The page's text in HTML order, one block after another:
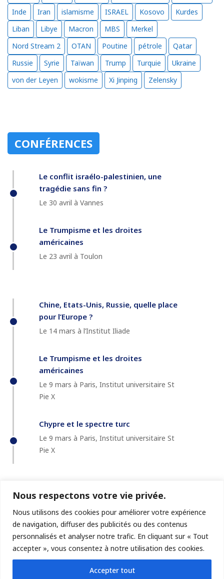
Nous respectons votre vie privée.
Nous utilisons des cookies pour améliorer votre expérience
de navigation, diffuser des publicités ou des contenus
personnalisés et analyser notre trafic. En cliquant sur « Tout
accepter », vous consentez à notre utilisation des cookies.
Accepter tout
Inde
Iran islamisme ISRAEL Kosovo
Kurdes
Liban
Libye Macron MBS
Merkel
Nord Stream 2
OTAN Poutine pétrole
Qatar
Russie
Syrie Taïwan Trump Turquie
Ukraine
von der Leyen
wokisme Xi Jinping Zelensky
CONFÉRENCES
Le conflit israélo-palestinien, une
tragédie sans fin ?
Le 30 avril à Vannes
Le Trumpisme et les droites
américaines
Le 23 avril à Toulon
Chine, Etats-Unis, Russie, quelle place
pour l’Europe ?
Le 14 mars à l’Institut Iliade
Le Trumpisme et les droites
américaines
Le 9 mars à Paris, Institut universitaire St
Pie X
Chypre et le spectre turc
Le 9 mars à Paris, Institut universitaire St
Pie X